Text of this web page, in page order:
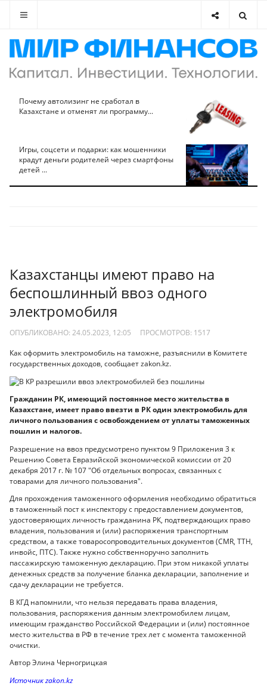
Почему автолизинг не сработал в
Казахстане и отменят ли программу...
Игры, соцсети и подарки: как мошенники
крадут деньги родителей через смартфоны
детей ...
Казахстанцы имеют право на
беспошлинный ввоз одного
электромобиля
ОПУБЛИКОВАНО: 24.05.2023, 12:05 ПРОСМОТРОВ: 1517
Как оформить электромобиль на таможне, разъяснили в Комитете
государственных доходов, сообщает zakon.kz.
Гражданин РК, имеющий постоянное место жительства в
Казахстане, имеет право ввезти в РК один электромобиль для
личного пользования с освобождением от уплаты таможенных
пошлин и налогов.
Разрешение на ввоз предусмотрено пунктом 9 Приложения 3 к
Решению Совета Евразийской экономической комиссии от 20
декабря 2017 г. № 107 "Об отдельных вопросах, связанных с
товарами для личного пользования".
Для прохождения таможенного оформления необходимо обратиться
в таможенный пост к инспектору с предоставлением документов,
удостоверяющих личность гражданина РК, подтверждающих право
владения, пользования и (или) распоряжения транспортным
средством, а также товаросопроводительных документов (CMR, ТТН,
инвойс, ПТС). Также нужно собственноручно заполнить
пассажирскую таможенную декларацию. При этом никакой уплаты
денежных средств за получение бланка декларации, заполнение и
сдачу декларации не требуется.
В КГД напомнили, что нельзя передавать права владения,
пользования, распоряжения данным электромобилем лицам,
имеющим гражданство Российской Федерации и (или) постоянное
место жительства в РФ в течение трех лет с момента таможенной
очистки.
Автор Элина Черногрицкая
Источник zakon.kz